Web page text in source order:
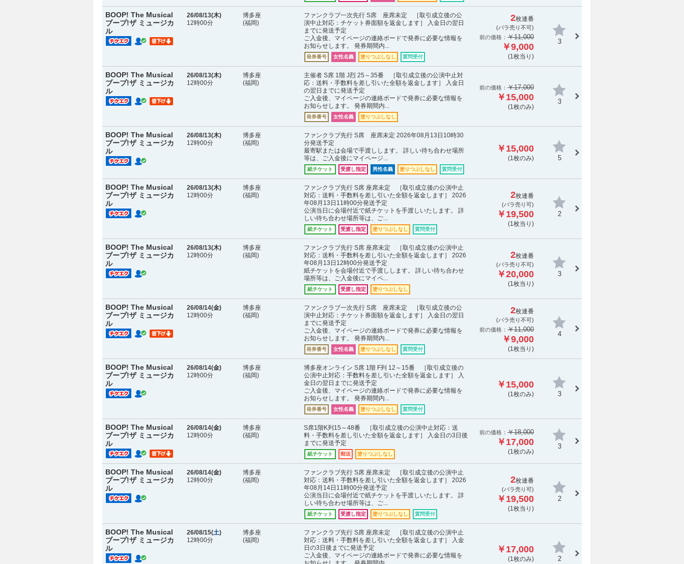
BOOP! The Musical
ブープ!ザ ミュージカ
ル
26/08/13(木)
12時00分
博多座
(福岡)
ファンクラブ一次先行 S席 座席未定 ［取引成立後の公
演中止対応：チケット券面額を返金します］ 入金日の翌日
までに発送予定
ご入金後、マイページの連絡ボードで発券に必要な情報を
お知らせします。 発券期間内...
発券番号 女性名義 塗りつぶしなし 質問受付
2枚連番
(バラ売り不可)
前の価格： ￥11,000
￥9,000
(1枚当り)
3
BOOP! The Musical
ブープ!ザ ミュージカ
ル
26/08/13(木)
12時00分
博多座
(福岡)
主催者 S席 1階 J烈 25～35番 ［取引成立後の公演中止対
応：送料・手数料を差し引いた全額を返金します］ 入金日
の翌日までに発送予定
ご入金後、マイページの連絡ボードで発券に必要な情報を
お知らせします。 発券期間内...
発券番号 女性名義 塗りつぶしなし
前の価格： ￥17,000
￥15,000
(1枚のみ)
3
BOOP! The Musical
ブープ!ザ ミュージカ
ル
26/08/13(木)
12時00分
博多座
(福岡)
ファンクラブ先行 S席 座席未定 2026年08月13日10時30
分発送予定
最寄駅または会場で手渡しします。 詳しい待ち合わせ場所
等は、ご入金後にマイページ...
紙チケット 受渡し指定 男性名義 塗りつぶしなし 質問受付
￥15,000
(1枚のみ) 5
BOOP! The Musical
ブープ!ザ ミュージカ
ル
26/08/13(木)
12時00分
博多座
(福岡)
ファンクラブ先行 S席 座席未定 ［取引成立後の公演中止
対応：送料・手数料を差し引いた全額を返金します］ 2026
年08月13日11時00分発送予定
公演当日に会場付近で紙チケットを手渡しいたします。 詳
しい待ち合わせ場所等は、ご...
紙チケット 受渡し指定 塗りつぶしなし 質問受付
2枚連番
(バラ売り可)
￥19,500
(1枚当り)
2
BOOP! The Musical
ブープ!ザ ミュージカ
ル
26/08/13(木)
12時00分
博多座
(福岡)
ファンクラブ先行 S席 座席未定 ［取引成立後の公演中止
対応：送料・手数料を差し引いた全額を返金します］ 2026
年08月13日12時00分発送予定
紙チケットを会場付近で手渡しします。 詳しい待ち合わせ
場所等は、ご入金後にマイペ...
紙チケット 受渡し指定 塗りつぶしなし
2枚連番
(バラ売り不可)
￥20,000
(1枚当り)
3
BOOP! The Musical
ブープ!ザ ミュージカ
ル
26/08/14(金)
12時00分
博多座
(福岡)
ファンクラブ一次先行 S席 座席未定 ［取引成立後の公
演中止対応：チケット券面額を返金します］ 入金日の翌日
までに発送予定
ご入金後、マイページの連絡ボードで発券に必要な情報を
お知らせします。 発券期間内...
発券番号 女性名義 塗りつぶしなし 質問受付
2枚連番
(バラ売り不可)
前の価格： ￥11,000
￥9,000
(1枚当り)
4
BOOP! The Musical
ブープ!ザ ミュージカ
ル
26/08/14(金)
12時00分
博多座
(福岡)
博多座オンライン S席 1階 F列 12～15番 ［取引成立後の
公演中止対応：手数料を差し引いた全額を返金します］ 入
金日の翌日までに発送予定
ご入金後、マイページの連絡ボードで発券に必要な情報を
お知らせします。 発券期間内...
発券番号 女性名義 塗りつぶしなし 質問受付
￥15,000
(1枚のみ) 3
BOOP! The Musical
ブープ!ザ ミュージカ
ル
26/08/14(金)
12時00分
博多座
(福岡)
S席1階K列15～48番 ［取引成立後の公演中止対応：送
料・手数料を差し引いた全額を返金します］ 入金日の3日後
までに発送予定
紙チケット 郵送 塗りつぶしなし
前の価格： ￥18,000
￥17,000
(1枚のみ)
3
BOOP! The Musical
ブープ!ザ ミュージカ
ル
26/08/14(金)
12時00分
博多座
(福岡)
ファンクラブ先行 S席 座席未定 ［取引成立後の公演中止
対応：送料・手数料を差し引いた全額を返金します］ 2026
年08月14日11時00分発送予定
公演当日に会場付近で紙チケットを手渡しいたします。 詳
しい待ち合わせ場所等は、ご...
紙チケット 受渡し指定 塗りつぶしなし 質問受付
2枚連番
(バラ売り可)
￥19,500
(1枚当り)
2
BOOP! The Musical
ブープ!ザ ミュージカ
ル
26/08/15(土)
12時00分
博多座
(福岡)
ファンクラブ先行 S席 座席未定 ［取引成立後の公演中止
対応：送料・手数料を差し引いた全額を返金します］ 入金
日の3日後までに発送予定
ご入金後、マイページの連絡ボードで発券に必要な情報を
￥17,000
(1枚のみ) 2